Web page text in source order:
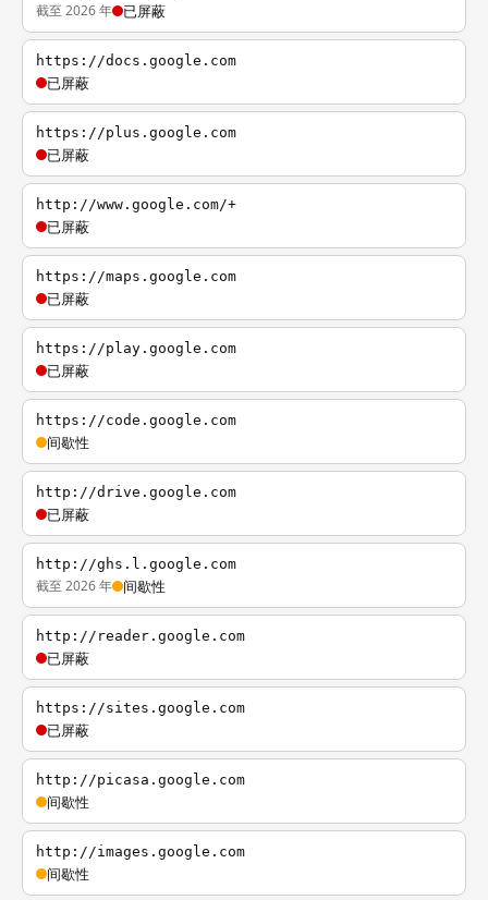
截至 2026 年 已屏蔽
https://docs.google.com
已屏蔽
https://plus.google.com
已屏蔽
http://www.google.com/+
已屏蔽
https://maps.google.com
已屏蔽
https://play.google.com
已屏蔽
https://code.google.com
间歇性
http://drive.google.com
已屏蔽
http://ghs.l.google.com
截至 2026 年 间歇性
http://reader.google.com
已屏蔽
https://sites.google.com
已屏蔽
http://picasa.google.com
间歇性
http://images.google.com
间歇性